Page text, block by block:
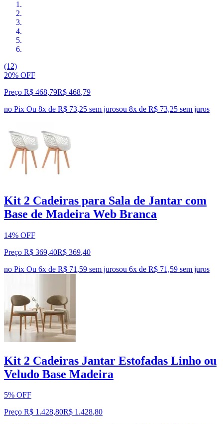
(12)
20% OFF
Preço R$ 468,79R$ 468,79
no Pix Ou 8x de R$ 73,25 sem jurosou 8x de R$ 73,25 sem juros
Kit 2 Cadeiras para Sala de Jantar com
Base de Madeira Web Branca
14% OFF
Preço R$ 369,40R$ 369,40
no Pix Ou 6x de R$ 71,59 sem jurosou 6x de R$ 71,59 sem juros
Kit 2 Cadeiras Jantar Estofadas Linho ou
Veludo Base Madeira
5% OFF
Preço R$ 1.428,80R$ 1.428,80